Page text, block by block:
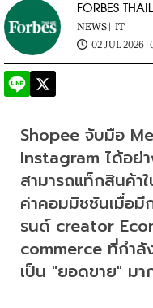
FORBES
NEWS | IT
02 JUL 2026 |
Shopee จับมือ
Instagram ได้อย่า
สามารถแท็กสินค้า
ค่าคอมมิชชันเมื่อมี
รนด์ creator
commerce ที่กำลั
เป็น "ยอดขาย" มา